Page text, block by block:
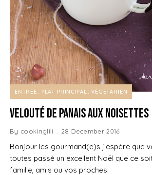
ENTRÉE PLAT PRINCIPAL VÉGÉTARIEN
Velouté de Panais aux Noisettes
By cookinglili 28 December 2016
Bonjour les gourmand(e)s j’espère que
toutes passé un excellent Noël que ce
famille, amis ou vos proches.